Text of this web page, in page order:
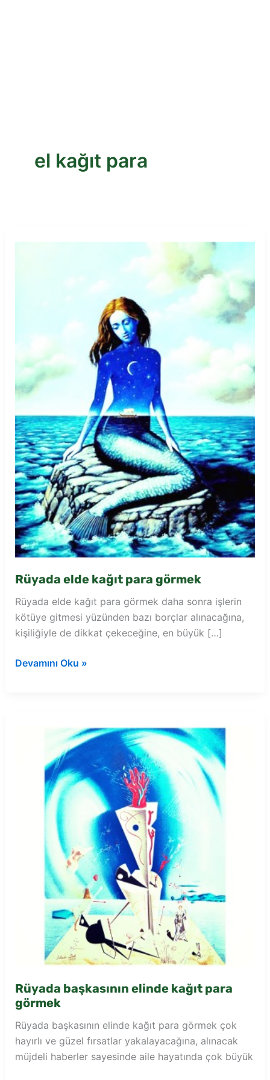
el kağıt para
Rüyada elde kağıt para görmek
Rüyada elde kağıt para görmek daha sonra işlerin
kötüye gitmesi yüzünden bazı borçlar alınacağına,
kişiliğiyle de dikkat çekeceğine, en büyük […]
Rüyada
Devamını Oku »
Rüyada başkasının elinde kağıt para
görmek
Rüyada başkasının elinde kağıt para görmek çok
hayırlı ve güzel fırsatlar yakalayacağına, alınacak
müjdeli haberler sayesinde aile hayatında çok büyük